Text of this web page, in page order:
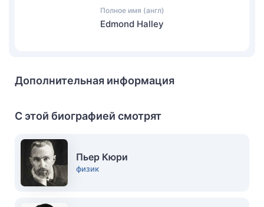
Полное имя (англ)
Edmond Halley
Дополнительная информация
С этой биографией смотрят
Пьер Кюри
физик